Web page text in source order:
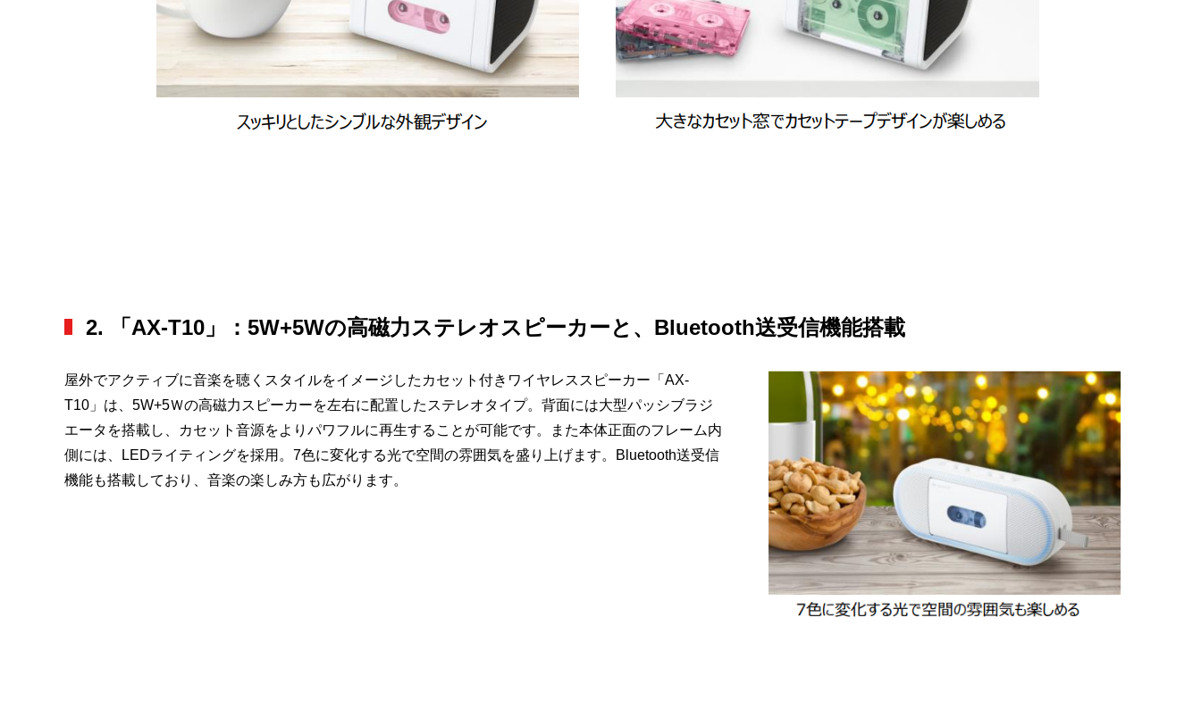
2. 「AX-T10」：5W+5Wの高磁力ステレオスピーカーと、Bluetooth送受信機能搭載
屋外でアクティブに音楽を聴くスタイルをイメージしたカセット付きワイヤレススピーカー「AX-
T10」は、5W+5Ｗの高磁力スピーカーを左右に配置したステレオタイプ。背面には大型パッシブラジ
エータを搭載し、カセット音源をよりパワフルに再生することが可能です。また本体正面のフレーム内
側には、LEDライティングを採用。7色に変化する光で空間の雰囲気を盛り上げます。Bluetooth送受信
機能も搭載しており、音楽の楽しみ方も広がります。